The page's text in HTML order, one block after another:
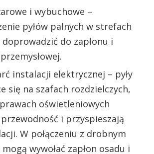
i wybuchowe –
pyłów palnych w strefach
doprowadzić do zapłonu i
instalacji elektrycznej – pyły
się na szafach rozdzielczych,
oświetleniowych
i przyspieszają
W połączeniu z drobnym
wywołać zapłon osadu i